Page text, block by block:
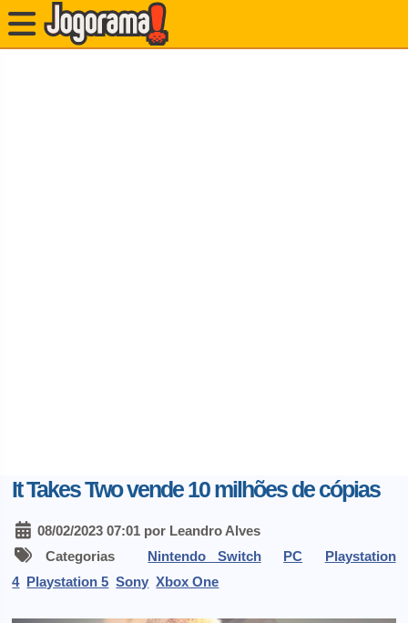
It Takes Two vende 10 milhões de cópias
08/02/2023 07:01 por Leandro Alves
Categorias Nintendo Switch PC
Playstation
4 Playstation 5 Sony Xbox One